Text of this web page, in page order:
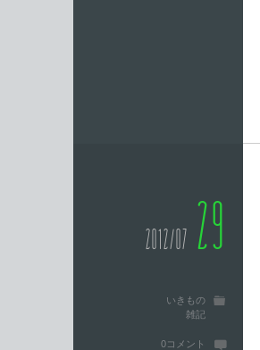
2012/07 29
いきもの
雑記
0コメント